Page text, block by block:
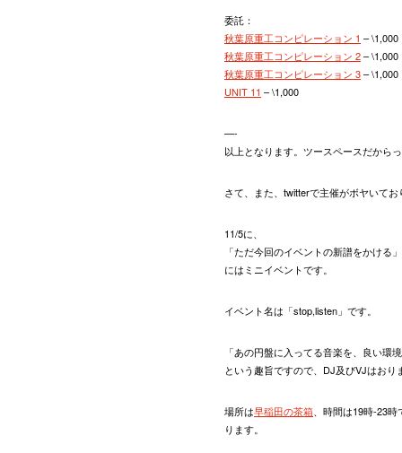
委託：
秋葉原重工コンピレーション 1 – \1,000
秋葉原重工コンピレーション 2– \1,000
秋葉原重工コンピレーション 3– \1,000
UNIT 11 – \1,000
—-
以上となります。ツースペースだから
さて、また、twitterで主催がボヤいて
11/5に、
「ただ今回のイベントの新譜をかける
にはミニイベントです。
イベント名は「stop,listen」です。
「あの円盤に入ってる音楽を、良い環
という趣旨ですので、DJ及びVJはおり
場所は早稲田の茶箱 、時間は19時-23
ります。